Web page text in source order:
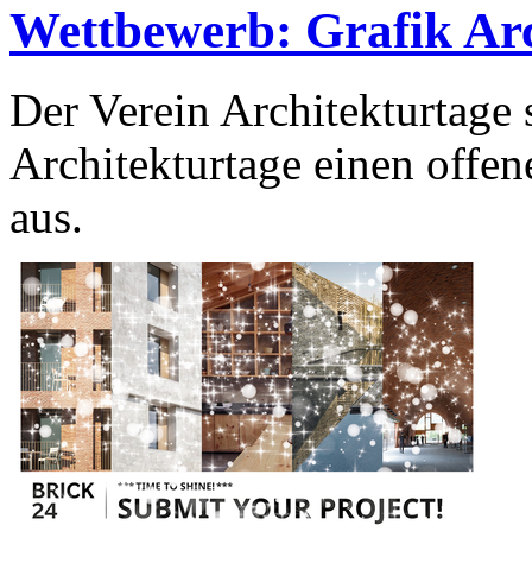
Wettbewerb: Grafik
Der Verein Architekturtage
Architekturtage einen
aus.